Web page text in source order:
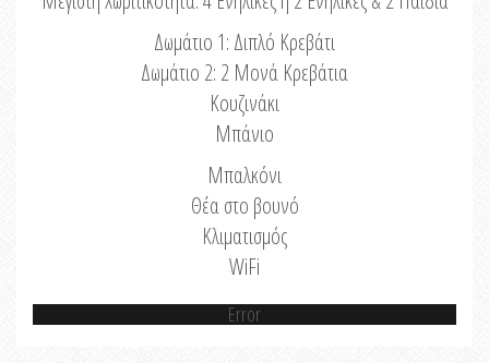
Δωμάτιο 1: Διπλό Κρεβάτι
Δωμάτιο 2: 2 Μονά Κρεβάτια
Κουζινάκι
Μπάνιο
Μπαλκόνι
Θέα στο βουνό
Κλιματισμός
WiFi
Error